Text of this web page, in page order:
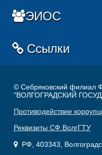
ЭИОС
Ссылки
© Себряковский филиал
"ВОЛГОГРАДСКИЙ
Противодействие
Реквизиты СФ ВолгГТУ
РФ, 403343,